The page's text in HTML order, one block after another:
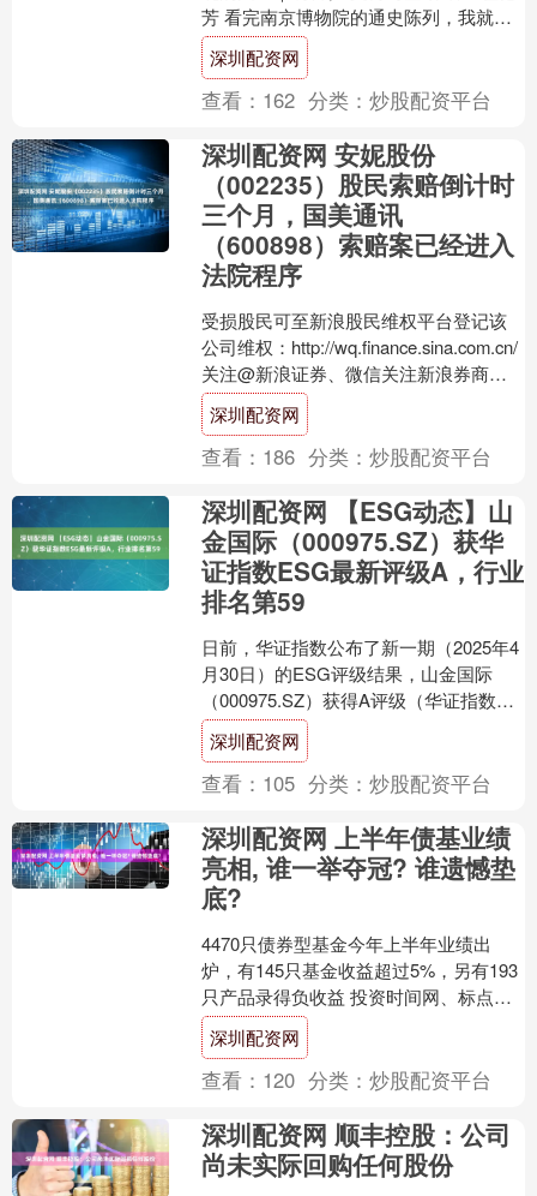
芳 看完南京博物院的通史陈列，我就准
备离开了。走到一楼，偶然发现旁边还
有一个展室，上面写....
深圳配资网
查看： 162 分类：炒股配资平台
深圳配资网 安妮股份
（002235）股民索赔倒计时
三个月，国美通讯
（600898）索赔案已经进入
法院程序
受损股民可至新浪股民维权平台登记该
公司维权：http://wq.finance.sina.com.cn/
关注@新浪证券、微信关注新浪券商基
金、百度搜索新浪股民....
深圳配资网
查看： 186 分类：炒股配资平台
深圳配资网 【ESG动态】山
金国际（000975.SZ）获华
证指数ESG最新评级A，行业
排名第59
日前，华证指数公布了新一期（2025年4
月30日）的ESG评级结果，山金国际
（000975.SZ）获得A评级（华证指数评
级为C起至AAA九档，C为最低档，
AAA....
深圳配资网
查看： 105 分类：炒股配资平台
深圳配资网 上半年债基业绩
亮相, 谁一举夺冠? 谁遗憾垫
底?
4470只债券型基金今年上半年业绩出
炉，有145只基金收益超过5%，另有193
只产品录得负收益 投资时间网、标点财
经研究员 齐文健 时间来到年中，公募基
金半年度....
深圳配资网
查看： 120 分类：炒股配资平台
深圳配资网 顺丰控股：公司
尚未实际回购任何股份